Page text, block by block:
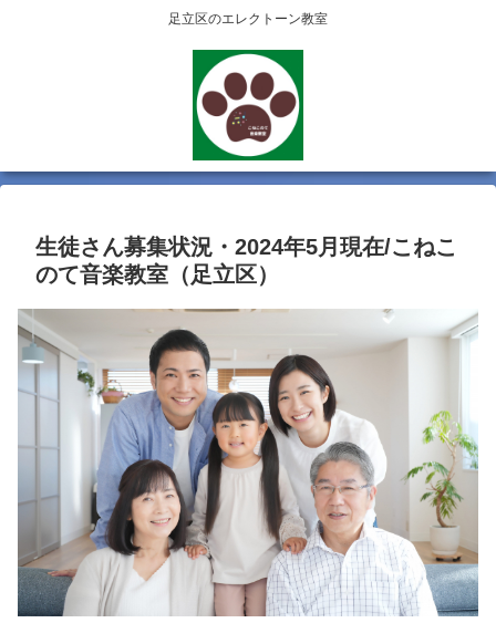
足立区のエレクトーン教室
生徒さん募集状況・2024年5月現在/こねこ
のて音楽教室（足立区）